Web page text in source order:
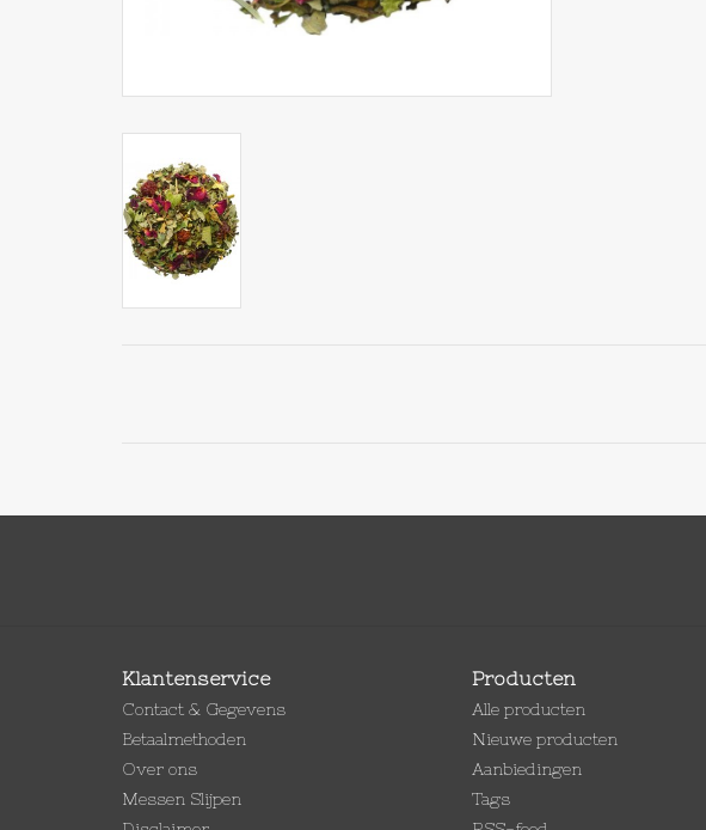
Klantenservice
Contact & Gegevens
Betaalmethoden
Over ons
Messen Slijpen
Producten
Alle producten
Nieuwe producten
Aanbiedingen
Tags